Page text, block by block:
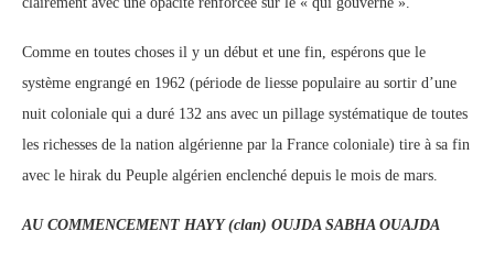
Comme en toutes choses il y un début et une fin, espérons que le
système engrangé en 1962 (période de liesse populaire au sortir d’une
nuit coloniale qui a duré 132 ans avec un pillage systématique de toutes
les richesses de la nation algérienne par la France coloniale) tire à sa fin
avec le hirak du Peuple algérien enclenché depuis le mois de mars.
AU COMMENCEMENT HAYY (clan) OUJDA SABHA OUAJDA